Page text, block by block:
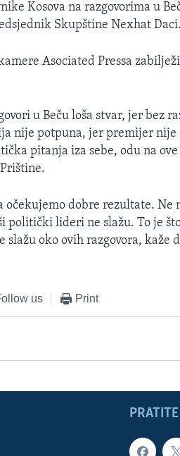
Kosova na razgovorima u
Skupštine Nexhat Daci.
Asociated Pressa
u Beču loša stvar, jer bez
nije potpuna, jer premijer nije
pitanja iza sebe, odu na
očekujemo dobre rezultate. Ne
politički lideri ne slažu. To je
slažu oko ovih razgovora, kaže
us Print